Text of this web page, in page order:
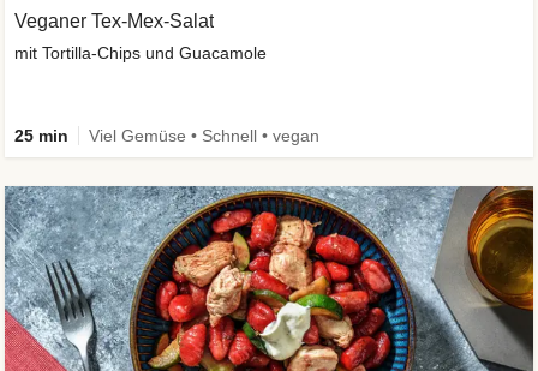
Veganer Tex-Mex-Salat
mit Tortilla-Chips und Guacamole
25 min Viel Gemüse • Schnell • vegan